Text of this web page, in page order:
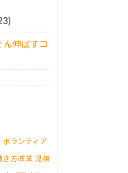
ん伸ばすコ
ボランティア
き方改革 児相